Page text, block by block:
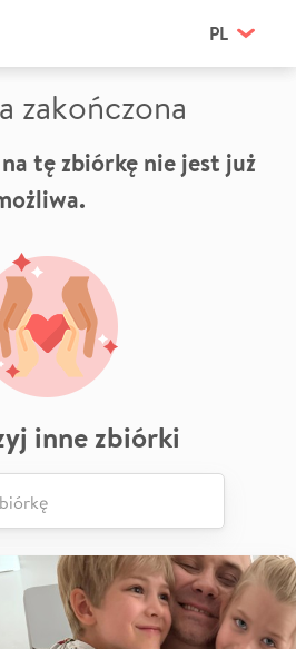
PL
zakończona
tę zbiórkę nie jest już
inne zbiórki